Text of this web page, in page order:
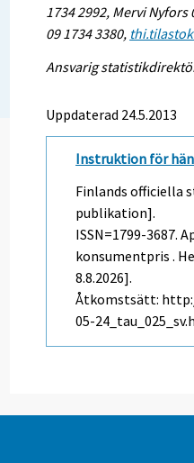
1734 2992, Mervi Nyfors
09 1734 3380,
Ansvarig
Uppdaterad 24.5.2013
Instruktion för
Finlands officiella
publikation].
ISSN=1799-3687.
konsumentpris .
8.8.2026].
Åtkomstsätt:
05-